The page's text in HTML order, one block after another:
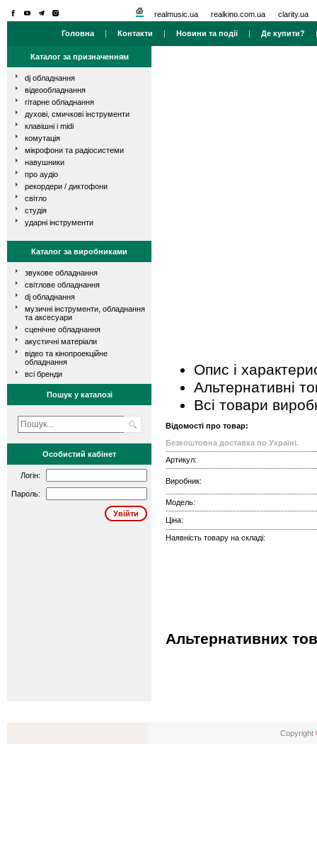
realmusic.ua realkino.com.ua clarity.ua
Головна | Контакти | Новини та події| Де купити?
Каталог за призначенням
dj обладнання
відеообладнання
гітарне обладнання
духові, смичкові інструменти
клавішні і midi
комутація
мікрофони та радіосистеми
навушники
про аудіо
рекордери / диктофони
світло
студія
ударні інструменти
Каталог за виробниками
звукове обладнання
світлове обладнання
dj обладнання
музичні інструменти, обладнання
та аксесуари
сценічне обладнання
акустичні матеріали
відео та кінопроекційне
обладнання
всі бренди
Пошук у каталозі
Особистий кабінет
Логін:
Пароль:
Опис і
Альтернативні
Всі товари
Відомості про товар:
Безкоштовна доставка по Україні.
Артикул:
Виробник:
Модель:
Ціна:
Наявність товару на складі:
Альтернативних
Copyright